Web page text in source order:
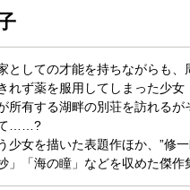
としての才能を持ちながらも、
れず薬を服用してしまった少女
所有する湖畔の別荘を訪れるが
て……?
少女を描いた表題作ほか、”修
」「海の瞳」などを収めた傑作